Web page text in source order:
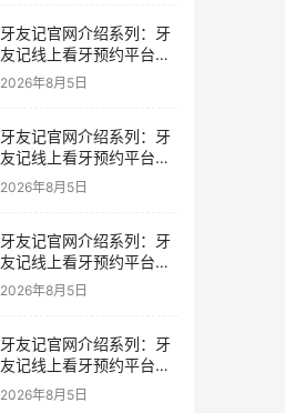
牙友记官网介绍系列：牙
友记线上看牙预约平台是
干什么的？靠谱吗？
2026年8月5日
牙友记官网介绍系列：牙
友记线上看牙预约平台让
看牙不再靠运气
2026年8月5日
牙友记官网介绍系列：牙
友记线上看牙预约平台打
破口腔行业专业壁垒新手
2026年8月5日
牙友记官网介绍系列：牙
友记线上看牙预约平台落
地同城就诊经验打破未知
2026年8月5日